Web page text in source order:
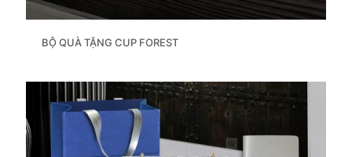
BỘ QUÀ TẶNG CUP FOREST